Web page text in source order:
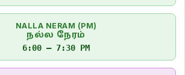
NALLA NERAM (PM)
நல்ல நேரம்
6:00 – 7:30 PM